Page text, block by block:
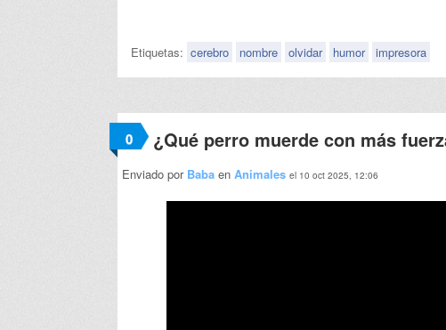
Etiquetas: cerebro nombre olvidar humor impresora
0 ¿Qué perro muerde con más
Enviado por Baba en Animales el 10 oct 2025, 12:06